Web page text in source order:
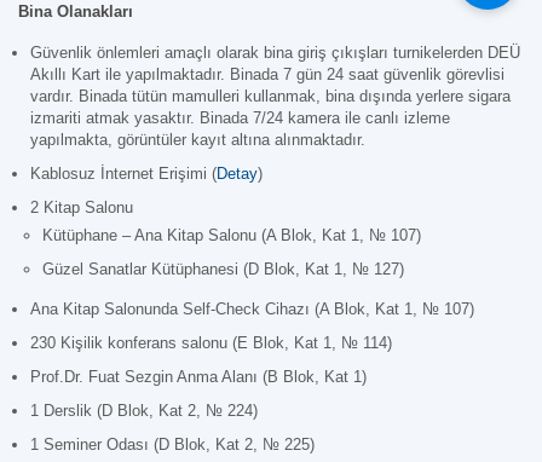
Bina Olanakları
Güvenlik önlemleri amaçlı olarak bina giriş çıkışları turnikelerden DEÜ
Akıllı Kart ile yapılmaktadır. Binada 7 gün 24 saat güvenlik görevlisi
vardır. Binada tütün mamulleri kullanmak, bina dışında yerlere sigara
izmariti atmak yasaktır. Binada 7/24 kamera ile canlı izleme
yapılmakta, görüntüler kayıt altına alınmaktadır.
Kablosuz İnternet Erişimi (Detay)
2 Kitap Salonu
Kütüphane – Ana Kitap Salonu (A Blok, Kat 1, № 107)
Güzel Sanatlar Kütüphanesi (D Blok, Kat 1, № 127)
Ana Kitap Salonunda Self-Check Cihazı (A Blok, Kat 1, № 107)
230 Kişilik konferans salonu (E Blok, Kat 1, № 114)
Prof.Dr. Fuat Sezgin Anma Alanı (B Blok, Kat 1)
1 Derslik (D Blok, Kat 2, № 224)
1 Seminer Odası (D Blok, Kat 2, № 225)